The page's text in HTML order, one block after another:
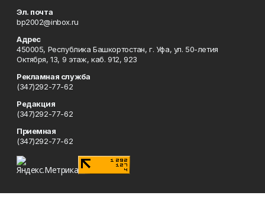
Эл. почта
bp2002@inbox.ru
Адрес
450005, Республика Башкортостан, г. Уфа, ул. 50-летия
Октября, 13, 9 этаж, каб. 912, 923
Рекламная служба
(347)292-77-62
Редакция
(347)292-77-62
Приемная
(347)292-77-62